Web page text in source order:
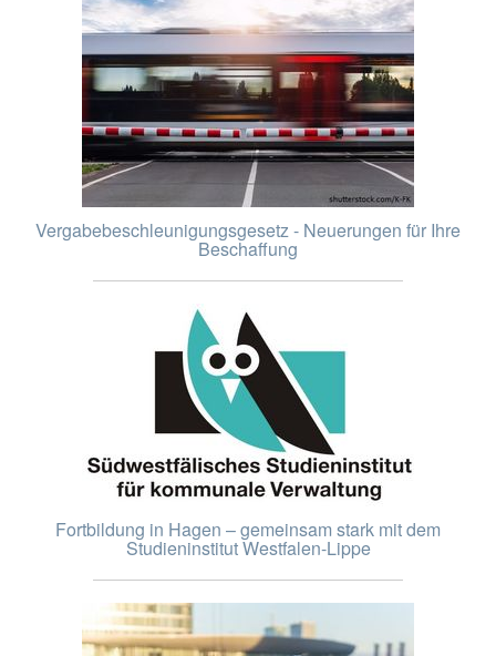
Vergabebeschleunigungsgesetz - Neuerungen für Ihre
Beschaffung
Fortbildung in Hagen – gemeinsam stark mit dem
Studieninstitut Westfalen-Lippe